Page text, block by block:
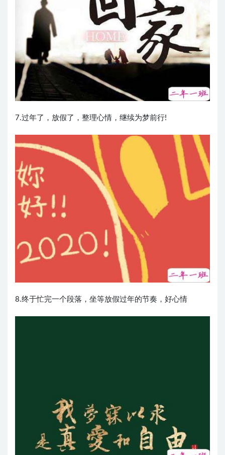
7.过年了，放假了，整理心情，继续为梦前行!
8.终于忙完一个段落，坐等放假过年的节奏，好心情